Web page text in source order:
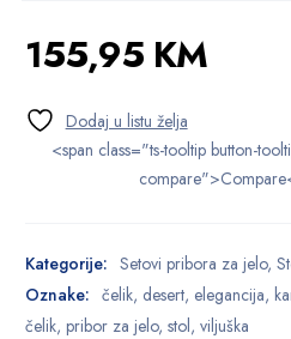
155,95 KM
<span class="ts-tooltip button-
Kategorije: Setovi pribora za jelo,
Oznake: čelik, desert, elegancija,
čelik, pribor za jelo, stol, viljuška